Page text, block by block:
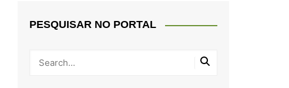
PESQUISAR NO PORTAL